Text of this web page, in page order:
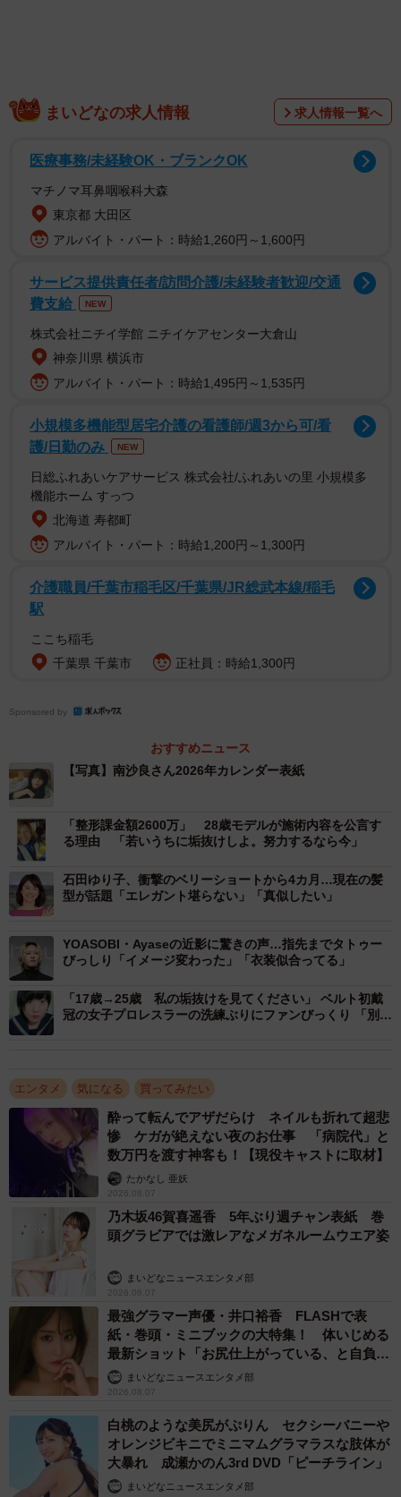
【南沙良さんプロフィール】
2002年6月11日生まれ、東京都出身。映画『幼な子われら
画『志乃ちゃんは自分の名前が言えない』（2018年7月公
開）で、報知映画賞、ブルーリボン賞ほか数々の映画賞を
受賞。近年の出演作に、映画『愛されなくても別に』（主
演）、映画『この子は邪悪』（主演）、NHK大河ドラマ
『光る君へ』、DMM TVオリジナルドラマ『外道の歌』、
ABEMA✕Netflixドラマ『わかっていても the shapes of
love』などがある。待機作として、香港映画『ROAD TO
VENDETTA殺手＃4』（12月4日香港公開）、主演映画『万
主演映画『禍禍女』（ゆりやんレトリィバァ監督作品・26
年2月6日公開）がある。公式HP https://sara-
まいどなの求人情報 求人情報一覧へ
医療事務/未経験OK・ブランクOK
マチノマ耳鼻咽喉科大森
東京都 大田区
アルバイト・パート：時給1,260円～1,600円
サービス提供責任者/訪問介護/未経験者歓迎/交通
費支給
NEW
株式会社ニチイ学館 ニチイケアセンター大倉山
神奈川県 横浜市
アルバイト・パート：時給1,495円～1,535円
小規模多機能型居宅介護の看護師/週3から可/看
護/日勤のみ
NEW
日総ふれあいケアサービス 株式会社/ふれあいの里 小規模多
機能ホーム すっつ
北海道 寿都町
アルバイト・パート：時給1,200円～1,300円
介護職員/千葉市稲毛区/千葉県/JR総武本線/稲毛
駅
ここち稲毛
千葉県 千葉市
正社員：時給1,300円
Sponsored by
おすすめニュース
【写真】南沙良さん2026年カレンダー表紙
「整形課金額2600万」 28歳モデルが施術内容を公言す
る理由 「若いうちに垢抜けしよ。努力するなら今」
石田ゆり子、衝撃のベリーショートから4カ月…現在の髪
型が話題「エレガント堪らない」「真似したい」
YOASOBI・Ayaseの近影に驚きの声…指先までタトゥー
びっしり「イメージ変わった」「衣装似合ってる」
「17歳→25歳 私の垢抜けを見てください」 ベルト初戴
冠の女子プロレスラーの洗練ぶりにファンびっくり 「別人
エンタメ 気になる 買ってみたい
酔って転んでアザだらけ ネイルも折れて超悲
惨 ケガが絶えない夜のお仕事 「病院代」と
数万円を渡す神客も！【現役キャストに取材】
たかなし 亜妖
2026.08.07
乃木坂46賀喜遥香 5年ぶり週チャン表紙 巻
頭グラビアでは激レアなメガネルームウエア姿
まいどなニュースエンタメ部
2026.08.07
最強グラマー声優・井口裕香 FLASHで表
紙・巻頭・ミニブックの大特集！ 体いじめる
最新ショット「お尻仕上がっている、と自負し
ています」「いくつになっても理想の身体でい
たい」
まいどなニュースエンタメ部
2026.08.07
白桃のような美尻がぷりん セクシーバニーや
オレンジビキニでミニマムグラマラスな肢体が
大暴れ 成瀬かのん3rd DVD「ピーチライン」
まいどなニュースエンタメ部